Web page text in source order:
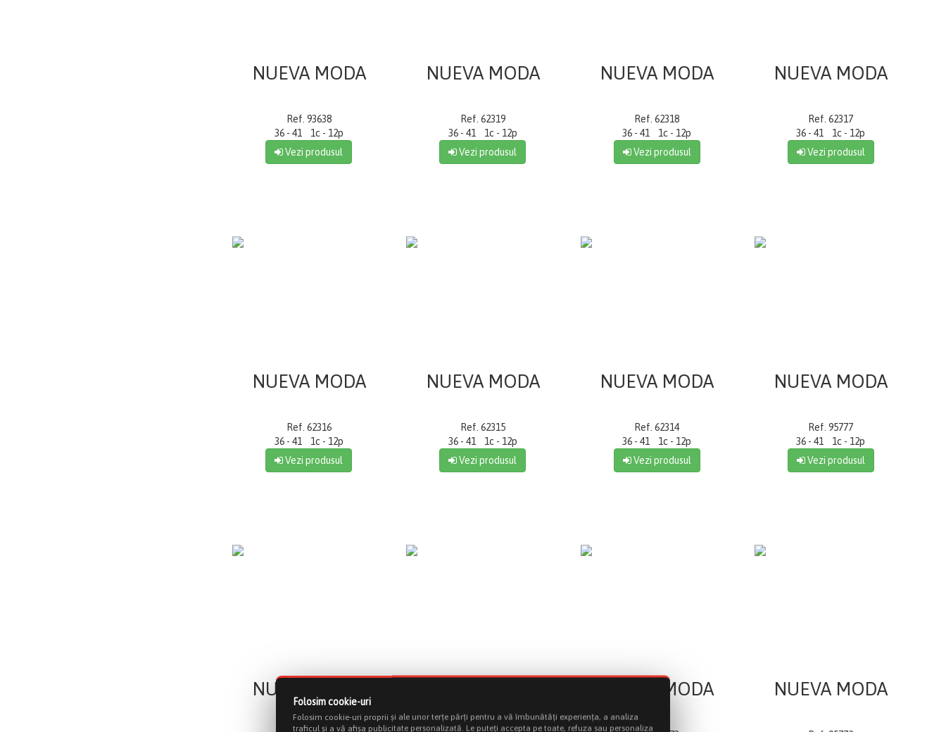
NUEVA MODA
Ref. 93638
36 - 41 1c - 12p
Vezi produsul
NUEVA MODA
Ref. 62319
36 - 41 1c - 12p
Vezi produsul
NUEVA MODA
Ref. 62318
36 - 41 1c - 12p
Vezi produsul
NUEVA MODA
Ref. 62317
36 - 41 1c - 12p
Vezi produsul
NUEVA MODA
Ref. 62316
36 - 41 1c - 12p
Vezi produsul
NUEVA MODA
Ref. 62315
36 - 41 1c - 12p
Vezi produsul
NUEVA MODA
Ref. 62314
36 - 41 1c - 12p
Vezi produsul
NUEVA MODA
Ref. 95777
36 - 41 1c - 12p
Vezi produsul
NUEVA MODA NUEVA MODA NUEVA MODA
Folosim cookie-uri
Folosim cookie-uri proprii și ale unor terțe părți pentru a vă îmbunătăți experiența, a analiza
traficul și a vă afișa publicitate personalizată. Le puteți accepta pe toate, refuza sau personaliza